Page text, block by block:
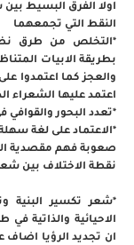
اولا الفرق البسيط بين
النقط التي تجمعهما
*التخلص من طرق نظم
بطريقة الابيات
اعتمد عليها الشعراء
*تعدد البحور والقوافي
*الاعتماد على لغة سهلة
صعوبة فهم مقصدية
نقطة الاختلاف بين شعر
*شعر تكسير البنية
الاحيائية والذاتية
ان تجديد الرؤيا